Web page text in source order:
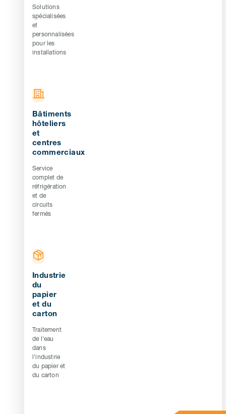
Solutions
spécialisées
et
personnalisées
pour les
installations
Bâtiments
hôteliers
et
centres
commerciaux
Service
complet de
réfrigération
et de
circuits
fermés
Industrie
du
papier
et du
carton
Traitement
de l'eau
dans
l'industrie
du papier et
du carton